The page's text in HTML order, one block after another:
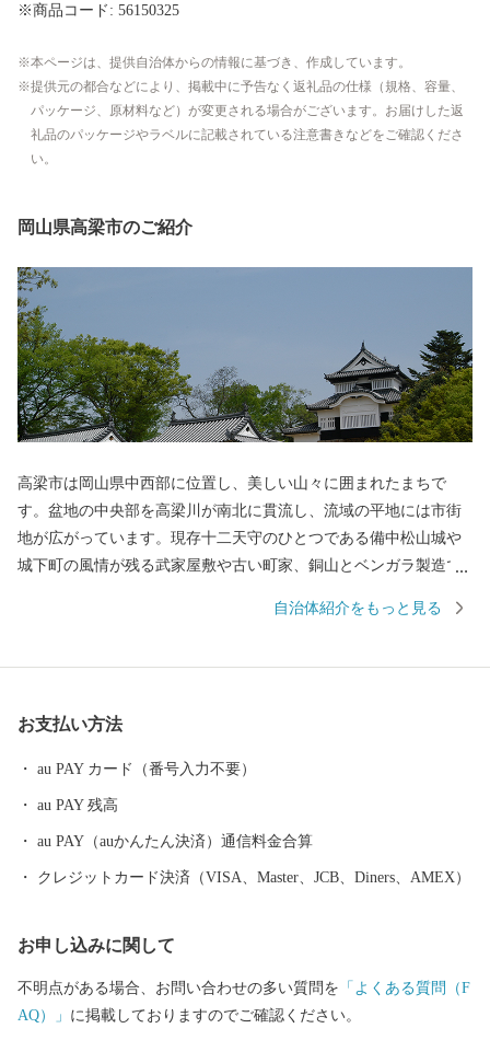
※商品コード: 56150325
本ページは、提供自治体からの情報に基づき、作成しています。
提供元の都合などにより、掲載中に予告なく返礼品の仕様（規格、容量、
パッケージ、原材料など）が変更される場合がございます。お届けした返
礼品のパッケージやラベルに記載されている注意書きなどをご確認くださ
い。
岡山県高梁市のご紹介
高梁市は岡山県中西部に位置し、美しい山々に囲まれたまちで
す。盆地の中央部を高梁川が南北に貫流し、流域の平地には市街
地が広がっています。現存十二天守のひとつである備中松山城や
城下町の風情が残る武家屋敷や古い町家、銅山とベンガラ製造で
ます。また、１７世紀から踊りつがれている県下３大踊りの備中
自治体紹介をもっと見る
お支払い方法
au PAY カード（番号入力不要）
au PAY 残高
au PAY（auかんたん決済）通信料金合算
クレジットカード決済（VISA、Master、JCB、Diners、AMEX）
お申し込みに関して
不明点がある場合、お問い合わせの多い質問を 「よくある質問（F
AQ）」 に掲載しておりますのでご確認ください。